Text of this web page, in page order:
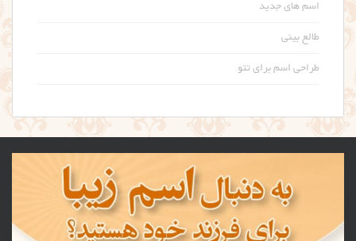
اسم های جدید
طالع بینی
طراحی اسم برای تتو